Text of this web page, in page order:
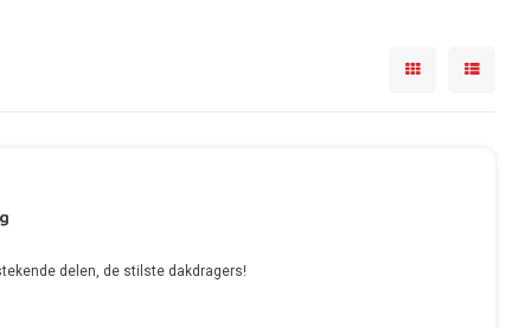
delen, de stilste dakdragers!